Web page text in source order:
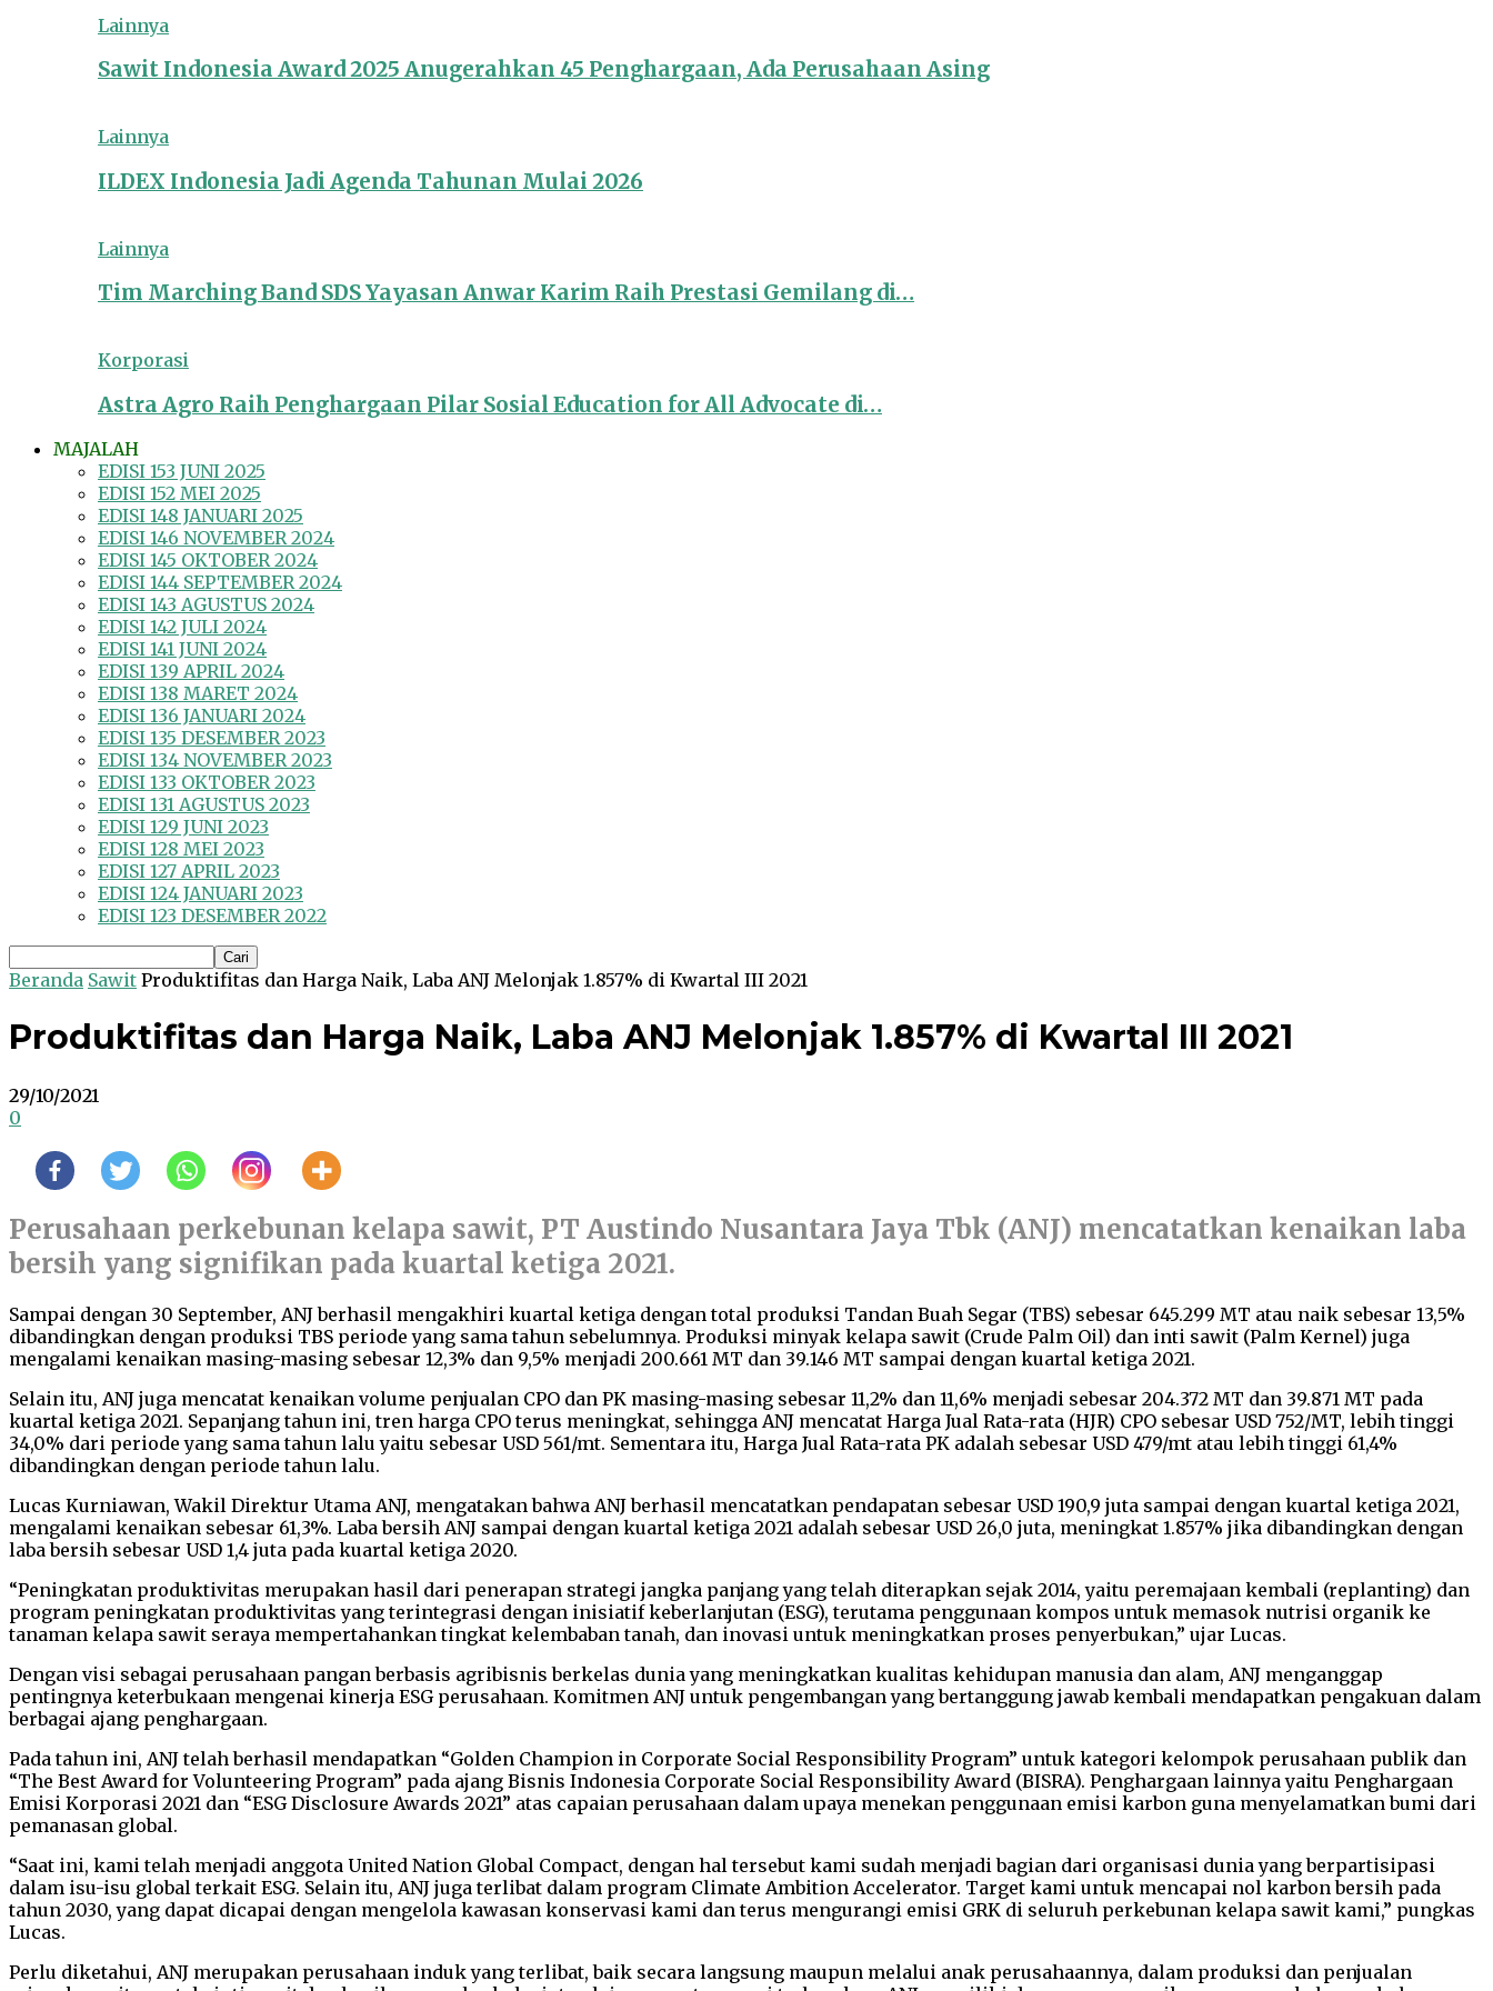
Lainnya
Sawit Indonesia Award 2025 Anugerahkan 45 Penghargaan, Ada Perusahaan Asing
Lainnya
ILDEX Indonesia Jadi Agenda Tahunan Mulai 2026
Lainnya
Tim Marching Band SDS Yayasan Anwar Karim Raih Prestasi Gemilang di…
Korporasi
Astra Agro Raih Penghargaan Pilar Sosial Education for All Advocate di…
MAJALAH
EDISI 153 JUNI 2025
EDISI 152 MEI 2025
EDISI 148 JANUARI 2025
EDISI 146 NOVEMBER 2024
EDISI 145 OKTOBER 2024
EDISI 144 SEPTEMBER 2024
EDISI 143 AGUSTUS 2024
EDISI 142 JULI 2024
EDISI 141 JUNI 2024
EDISI 139 APRIL 2024
EDISI 138 MARET 2024
EDISI 136 JANUARI 2024
EDISI 135 DESEMBER 2023
EDISI 134 NOVEMBER 2023
EDISI 133 OKTOBER 2023
EDISI 131 AGUSTUS 2023
EDISI 129 JUNI 2023
EDISI 128 MEI 2023
EDISI 127 APRIL 2023
EDISI 124 JANUARI 2023
EDISI 123 DESEMBER 2022
Beranda Sawit Produktifitas dan Harga Naik, Laba ANJ Melonjak 1.857% di Kwartal III 2021
Produktifitas dan Harga Naik, Laba ANJ Melonjak 1.857% di Kwartal III 2021
29/10/2021
0
Perusahaan perkebunan kelapa sawit, PT Austindo Nusantara Jaya Tbk (ANJ) mencatatkan kenaikan laba
bersih yang signifikan pada kuartal ketiga 2021.
Sampai dengan 30 September, ANJ berhasil mengakhiri kuartal ketiga dengan total produksi Tandan Buah Segar (TBS) sebesar 645.299 MT atau naik sebesar 13,5%
dibandingkan dengan produksi TBS periode yang sama tahun sebelumnya. Produksi minyak kelapa sawit (Crude Palm Oil) dan inti sawit (Palm Kernel) juga
mengalami kenaikan masing-masing sebesar 12,3% dan 9,5% menjadi 200.661 MT dan 39.146 MT sampai dengan kuartal ketiga 2021.
Selain itu, ANJ juga mencatat kenaikan volume penjualan CPO dan PK masing-masing sebesar 11,2% dan 11,6% menjadi sebesar 204.372 MT dan 39.871 MT pada
kuartal ketiga 2021. Sepanjang tahun ini, tren harga CPO terus meningkat, sehingga ANJ mencatat Harga Jual Rata-rata (HJR) CPO sebesar USD 752/MT, lebih tinggi
34,0% dari periode yang sama tahun lalu yaitu sebesar USD 561/mt. Sementara itu, Harga Jual Rata-rata PK adalah sebesar USD 479/mt atau lebih tinggi 61,4%
dibandingkan dengan periode tahun lalu.
Lucas Kurniawan, Wakil Direktur Utama ANJ, mengatakan bahwa ANJ berhasil mencatatkan pendapatan sebesar USD 190,9 juta sampai dengan kuartal ketiga 2021,
mengalami kenaikan sebesar 61,3%. Laba bersih ANJ sampai dengan kuartal ketiga 2021 adalah sebesar USD 26,0 juta, meningkat 1.857% jika dibandingkan dengan
laba bersih sebesar USD 1,4 juta pada kuartal ketiga 2020.
“Peningkatan produktivitas merupakan hasil dari penerapan strategi jangka panjang yang telah diterapkan sejak 2014, yaitu peremajaan kembali (replanting) dan
program peningkatan produktivitas yang terintegrasi dengan inisiatif keberlanjutan (ESG), terutama penggunaan kompos untuk memasok nutrisi organik ke
tanaman kelapa sawit seraya mempertahankan tingkat kelembaban tanah, dan inovasi untuk meningkatkan proses penyerbukan,” ujar Lucas.
Dengan visi sebagai perusahaan pangan berbasis agribisnis berkelas dunia yang meningkatkan kualitas kehidupan manusia dan alam, ANJ menganggap
pentingnya keterbukaan mengenai kinerja ESG perusahaan. Komitmen ANJ untuk pengembangan yang bertanggung jawab kembali mendapatkan pengakuan dalam
berbagai ajang penghargaan.
Pada tahun ini, ANJ telah berhasil mendapatkan “Golden Champion in Corporate Social Responsibility Program” untuk kategori kelompok perusahaan publik dan
“The Best Award for Volunteering Program” pada ajang Bisnis Indonesia Corporate Social Responsibility Award (BISRA). Penghargaan lainnya yaitu Penghargaan
Emisi Korporasi 2021 dan “ESG Disclosure Awards 2021” atas capaian perusahaan dalam upaya menekan penggunaan emisi karbon guna menyelamatkan bumi dari
pemanasan global.
“Saat ini, kami telah menjadi anggota United Nation Global Compact, dengan hal tersebut kami sudah menjadi bagian dari organisasi dunia yang berpartisipasi
dalam isu-isu global terkait ESG. Selain itu, ANJ juga terlibat dalam program Climate Ambition Accelerator. Target kami untuk mencapai nol karbon bersih pada
tahun 2030, yang dapat dicapai dengan mengelola kawasan konservasi kami dan terus mengurangi emisi GRK di seluruh perkebunan kelapa sawit kami,” pungkas
Lucas.
Perlu diketahui, ANJ merupakan perusahaan induk yang terlibat, baik secara langsung maupun melalui anak perusahaannya, dalam produksi dan penjualan